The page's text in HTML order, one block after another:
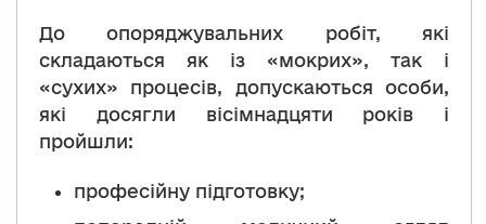
До опоряджувальних робіт, які
складаються як із «мокрих», так і
«сухих» процесів, допускаються особи,
які досягли вісімнадцяти років і
пройшли:
професійну підготовку;